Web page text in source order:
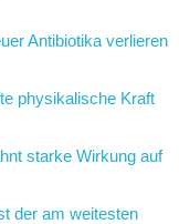
Antibiotika verlieren
physikalische Kraft
starke Wirkung auf
der am weitesten